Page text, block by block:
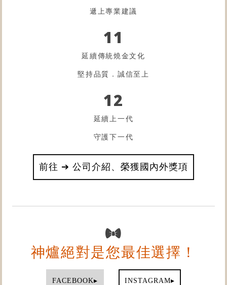
遞上專業建議
11
延續傳統燒金文化
堅持品質．誠信至上
12
延續上一代
守護下一代
前往 ➔ 公司介紹、榮獲國內外獎項
神爐絕對是您最佳選擇！
FACEBOOK▸ INSTAGRAM▸